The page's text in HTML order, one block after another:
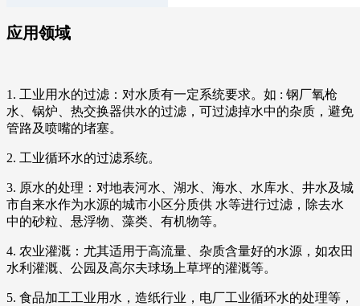
应用领域
1. 工业用水的过滤：对水质有一定系统要求。如 : 钢厂氧枪
水、锅炉、热交换器供水的过滤，可过滤掉水中的杂质，避免
管路及喷嘴的堵塞。
2. 工业循环水的过滤系统。
3. 原水的处理：对地表河水、湖水、海水、水库水、井水及城
市自来水作为水源的城市小区分质供 水等进行过滤，除去水
中的砂粒、悬浮物、藻类、有机物等。
4. 农业灌溉：尤其适用于高流量、杂质含量好的水源，如农田
水利灌溉、公园及高尔夫球场上草坪的灌溉等。
5. 食品加工工业用水，造纸行业，电厂工业循环水的处理等，